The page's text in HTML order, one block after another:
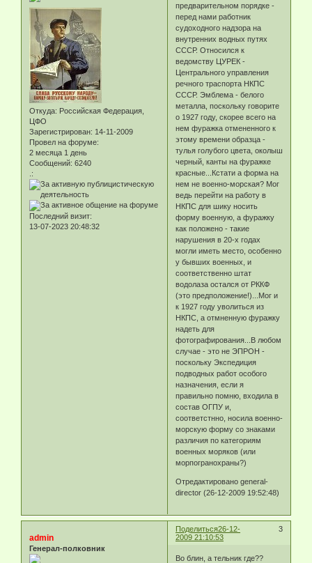
Откуда: Российская Федерация,
ЦФО
Зарегистрирован: 14-11-2009
Провел на форуме:
2 месяца 1 день
Сообщений: 6240
.:
Последний визит:
13-07-2023 20:48:32
предварительном порядке -
перед нами работник
судоходного надзора на
внутренних водных путях
СССР. Относился к
ведомству ЦУРЕК -
Центрального управления
речного траспорта НКПС
СССР. Эмблема - белого
металла, поскольку говорите
о 1927 году, скорее всего на
нем фуражка отмененного к
этому времени образца -
тулья голубого цвета, околыш
черный, канты на фуражке
красные...Кстати а форма на
нем не военно-морская? Мог
ведь перейти на работу в
НКПС для шику носить
форму военную, а фуражку
как положено - такие
нарушения в 20-х годах
могли иметь место, особенно
у бывших военных, и
соответственно штат
водолаза остался от РККФ
(это предположение!)...Мог и
к 1927 году уволиться из
НКПС, а отмненную фуражку
надеть для
фотографирования...В любом
случае - это не ЭПРОН -
поскольку Экспедиция
подводных работ особого
назначения, если я
правильно помню, входила в
состав ОГПУ и,
соответстнно, носила военно-
морскую форму со знаками
различия по категориям
военных моряков (или
морпогранохраны?)
Отредактировано general-
director (26-12-2009 19:52:48)
Поделиться 3
26-12-
2009 21:10:53
admin
Генерал-полковник
Во блин, а тельник где??